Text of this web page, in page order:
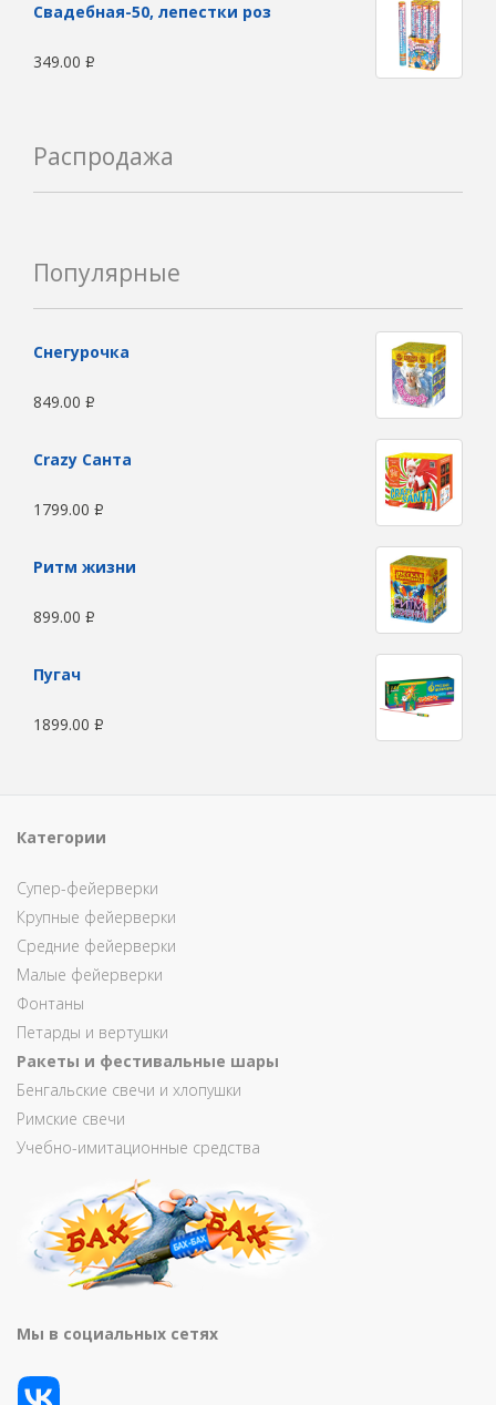
Свадебная-50, лепестки роз
349.00 Р
Распродажа
Популярные
Снегурочка
849.00 Р
Сrazy Санта
1799.00 Р
Ритм жизни
899.00 Р
Пугач
1899.00 Р
Категории
Супер-фейерверки
Крупные фейерверки
Средние фейерверки
Малые фейерверки
Фонтаны
Петарды и вертушки
Ракеты и фестивальные шары
Бенгальские свечи и хлопушки
Римские свечи
Учебно-имитационные средства
Мы в социальных сетях